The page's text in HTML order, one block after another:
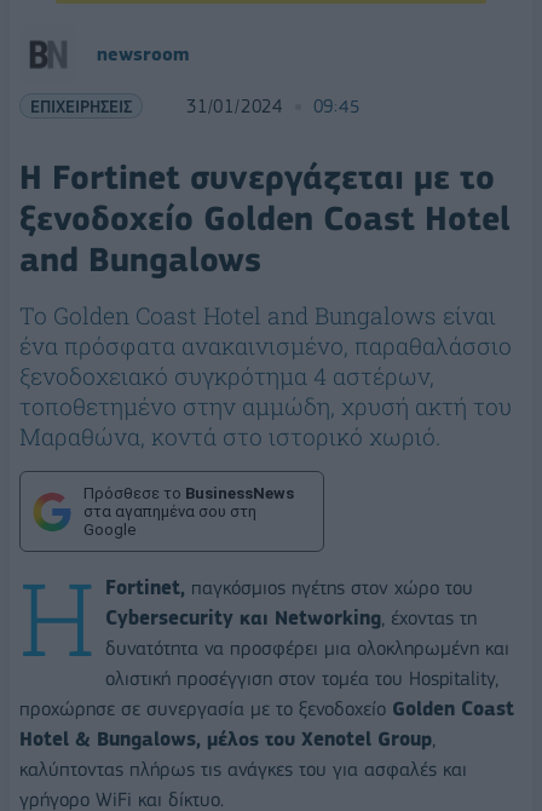
newsroom
ΕΠΙΧΕΙΡΗΣΕΙΣ 31/01/2024 09:45
Η Fortinet συνεργάζεται με το
ξενοδοχείο Golden Coast Hotel
and Bungalows
To Golden Coast Hotel and Bungalows είναι
ένα πρόσφατα ανακαινισμένο, παραθαλάσσιο
ξενοδοχειακό συγκρότημα 4 αστέρων,
τοποθετημένο στην αμμώδη, χρυσή ακτή του
Μαραθώνα, κοντά στο ιστορικό χωριό.
Πρόσθεσε το BusinessNews
στα αγαπημένα σου στη
Google
H Fortinet, παγκόσμιος ηγέτης στον χώρο του
Cybersecurity και Networking, έχοντας τη
δυνατότητα να προσφέρει μια ολοκληρωμένη και
ολιστική προσέγγιση στον τομέα του Hospitality,
προχώρησε σε συνεργασία με το ξενοδοχείο Golden Coast
Hotel & Bungalows, μέλος του Xenotel Group,
καλύπτοντας πλήρως τις ανάγκες του για ασφαλές και
γρήγορο WiFi και δίκτυο.